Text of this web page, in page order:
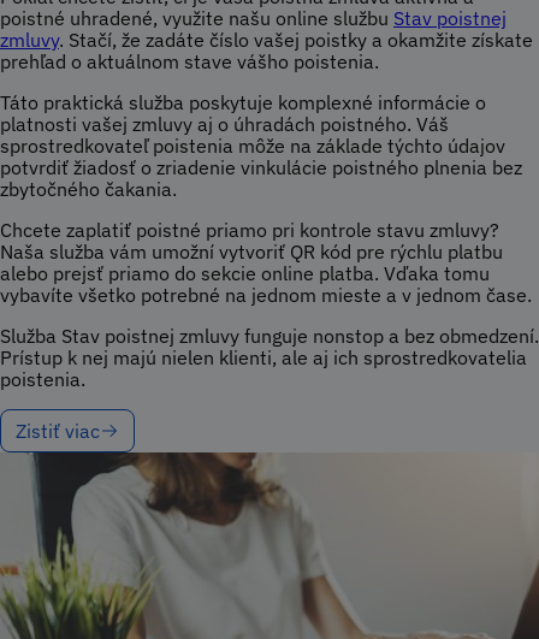
poistné uhradené, využite našu online službu Stav poistnej
zmluvy. Stačí, že zadáte číslo vašej poistky a okamžite získate
prehľad o aktuálnom stave vášho poistenia.
Táto praktická služba poskytuje komplexné informácie o
platnosti vašej zmluvy aj o úhradách poistného. Váš
sprostredkovateľ poistenia môže na základe týchto údajov
potvrdiť žiadosť o zriadenie vinkulácie poistného plnenia bez
zbytočného čakania.
Chcete zaplatiť poistné priamo pri kontrole stavu zmluvy?
Naša služba vám umožní vytvoriť QR kód pre rýchlu platbu
alebo prejsť priamo do sekcie online platba. Vďaka tomu
vybavíte všetko potrebné na jednom mieste a v jednom čase.
Služba Stav poistnej zmluvy funguje nonstop a bez obmedzení.
Prístup k nej majú nielen klienti, ale aj ich sprostredkovatelia
poistenia.
Zistiť viac